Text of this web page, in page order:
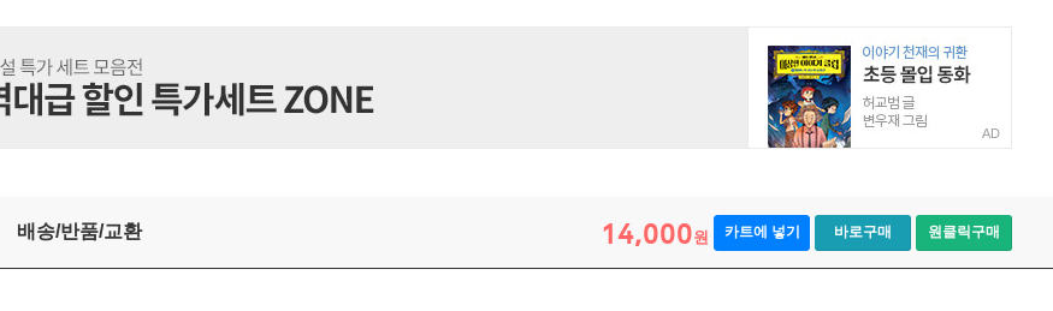
AD
배송/반품/교환 14,000원 카트에 넣기 바로구매 원클릭구매